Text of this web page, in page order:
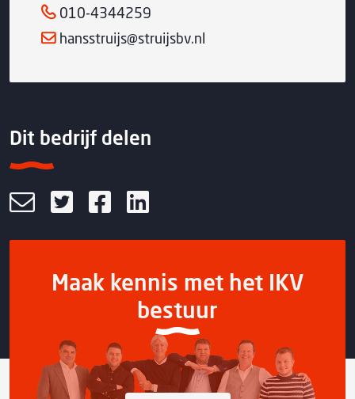
010-4344259
hansstruijs@struijsbv.nl
Dit bedrijf delen
Maak kennis met het IKV
bestuur